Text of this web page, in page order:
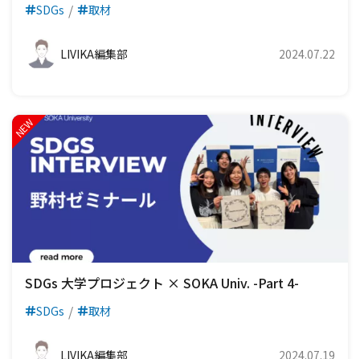
SDGs 取材
LIVIKA編集部 2024.07.22
SDGs 大学プロジェクト × SOKA Univ. -Part 4-
SDGs 取材
LIVIKA編集部 2024.07.19